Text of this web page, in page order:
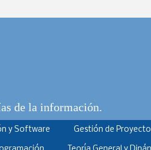
de la información.
y Software Gestión de